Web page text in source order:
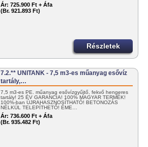
Ár: 725.900 Ft + Áfa
(Br. 921.893 Ft)
Részletek
7.2.** UNITANK - 7,5 m3-es műanyag esővíz
tartály,…
7,5 m3-es PE. műanyag esővízgyűjtő, fekvő hengeres
tartály! 25 ÉV GARANCIA! 100% MAGYAR TERMÉK!
100%-ban ÚJRAHASZNOSÍTHATÓ! BETONOZÁS
NÉLKÜL TELEPÍTHETŐ! ÉME…
Ár: 736.600 Ft + Áfa
(Br. 935.482 Ft)